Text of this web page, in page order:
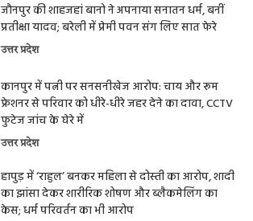
जौनपुर की शाहजहां बानो ने अपनाया सनातन धर्म, बनीं
प्रतीक्षा यादव; बरेली में प्रेमी पवन संग लिए सात फेरे
उत्तर प्रदेश
कानपुर में पत्नी पर सनसनीखेज आरोप: चाय और रूम
फ्रेशनर से परिवार को धीरे-धीरे जहर देने का दावा, CCTV
फुटेज जांच के घेरे में
उत्तर प्रदेश
हापुड़ में ‘राहुल’ बनकर महिला से दोस्ती का आरोप, शादी
का झांसा देकर शारीरिक शोषण और ब्लैकमेलिंग का
केस; धर्म परिवर्तन का भी आरोप